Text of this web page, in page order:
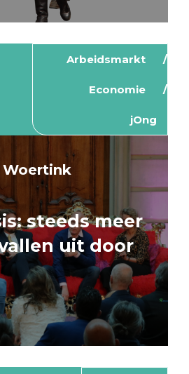
Arbeidsmarkt
Economie
jOng
Woertink
steeds meer
uit door